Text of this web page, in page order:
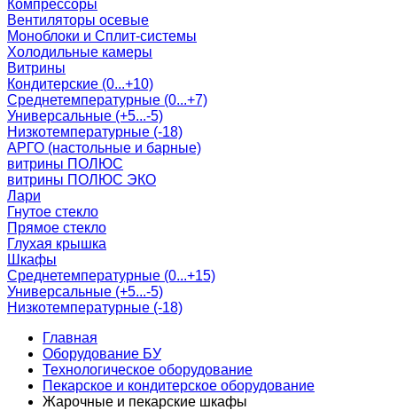
Компрессоры
Вентиляторы осевые
Моноблоки и Сплит-системы
Холодильные камеры
Витрины
Кондитерские (0...+10)
Среднетемпературные (0...+7)
Универсальные (+5...-5)
Низкотемпературные (-18)
АРГО (настольные и барные)
витрины ПОЛЮС
витрины ПОЛЮС ЭКО
Лари
Гнутое стекло
Прямое стекло
Глухая крышка
Шкафы
Среднетемпературные (0...+15)
Универсальные (+5...-5)
Низкотемпературные (-18)
Главная
Оборудование БУ
Технологическое оборудование
Пекарское и кондитерское оборудование
Жарочные и пекарские шкафы